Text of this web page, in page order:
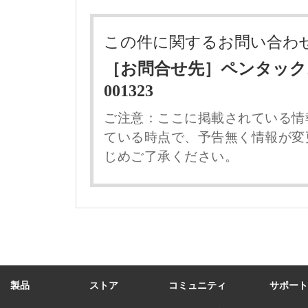
この件に関するお問い合わ
［お問合せ先］ペンタッ
001323
ご注意：ここに掲載されている
ている時点で、予告無く情報が
じめご了承ください。
製品 ストア コミュニティ サポート